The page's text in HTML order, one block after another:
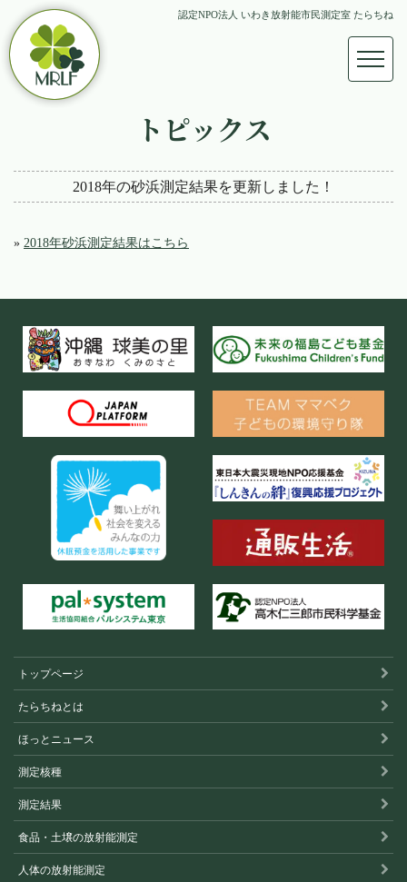
認定NPO法人 いわき放射能市民測定室 たらちね
トピックス
2018年の砂浜測定結果を更新しました！
» 2018年砂浜測定結果はこちら
トップページ
たらちねとは
ほっとニュース
測定核種
測定結果
食品・土壌の放射能測定
人体の放射能測定